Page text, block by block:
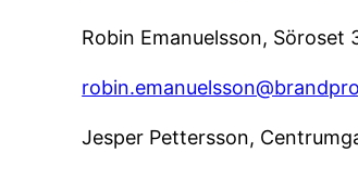
Robin Emanuelsson,
Jesper Pettersson,